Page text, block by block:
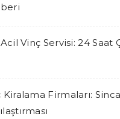
Vinç Servisi: 24 Saat
Firmaları: